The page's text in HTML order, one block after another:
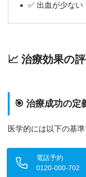
✅ 出血が少ない
📈 治療効果の
🎯 治療成功の定
医学的には以下の基
🟢完全奏効：す
電話予約
0120-000-702